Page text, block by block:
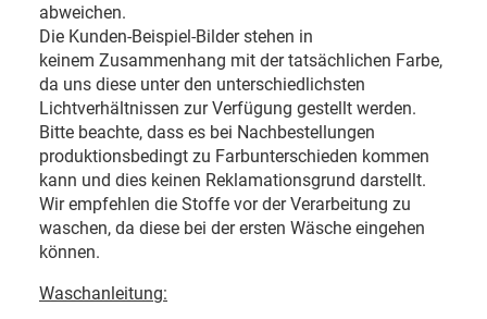
abweichen.
Die Kunden-Beispiel-Bilder stehen in
keinem Zusammenhang mit der tatsächlichen Farbe,
da uns diese unter den unterschiedlichsten
Lichtverhältnissen zur Verfügung gestellt werden.
Bitte beachte, dass es bei Nachbestellungen
produktionsbedingt zu Farbunterschieden kommen
kann und dies keinen Reklamationsgrund darstellt.
Wir empfehlen die Stoffe vor der Verarbeitung zu
waschen, da diese bei der ersten Wäsche eingehen
können.
Waschanleitung: